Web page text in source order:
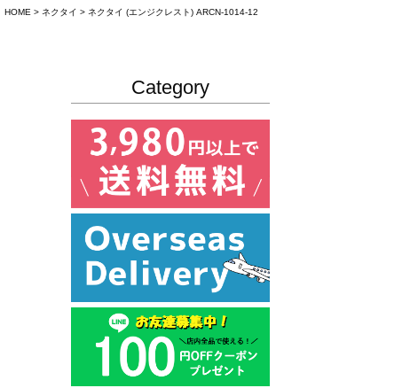
HOME ネクタイ ネクタイ (エンジクレスト) ARCN-1014-12
Category